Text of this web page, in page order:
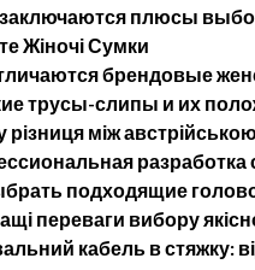
плюсы
Жіночі Сумки
брендовые
трусы-слипы и их
різниця між
разработка
подходящие
переваги вибору
кабель в стяжку: